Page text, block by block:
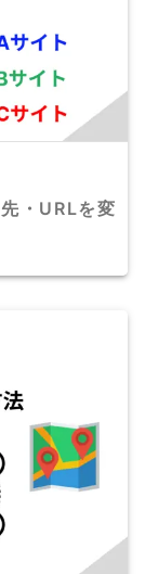
・URLを変